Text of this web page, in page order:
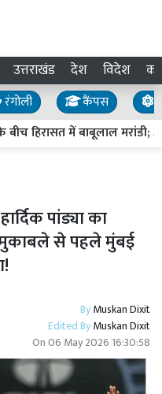
उत्तराखंड देश विदेश
रंगोली कैंपस
हिरासत में बाबूलाल मरांडी;
पांड्या का
से पहले मुंबई
ByMuskan Dixit
Edited ByMuskan Dixit
On06 May 2026 16:30:58